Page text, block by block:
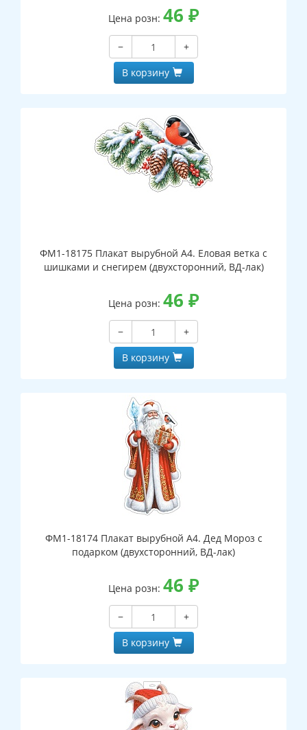
Цена розн: 46 ₽
−
+
В корзину
ФМ1-18175 Плакат вырубной А4. Еловая ветка с
шишками и снегирем (двухсторонний, ВД-лак)
Цена розн: 46 ₽
−
+
В корзину
ФМ1-18174 Плакат вырубной А4. Дед Мороз с
подарком (двухсторонний, ВД-лак)
Цена розн: 46 ₽
−
+
В корзину